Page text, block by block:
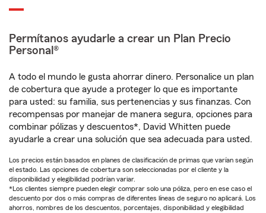
Permítanos ayudarle a crear un Plan Precio
Personal®
A todo el mundo le gusta ahorrar dinero. Personalice un plan
de cobertura que ayude a proteger lo que es importante
para usted: su familia, sus pertenencias y sus finanzas. Con
recompensas por manejar de manera segura, opciones para
combinar pólizas y descuentos*, David Whitten puede
ayudarle a crear una solución que sea adecuada para usted.
Los precios están basados en planes de clasificación de primas que varían según
el estado. Las opciones de cobertura son seleccionadas por el cliente y la
disponibilidad y elegibilidad podrían variar.
*Los clientes siempre pueden elegir comprar solo una póliza, pero en ese caso el
descuento por dos o más compras de diferentes líneas de seguro no aplicará. Los
ahorros, nombres de los descuentos, porcentajes, disponibilidad y elegibilidad